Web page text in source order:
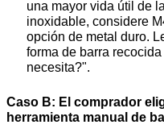
una mayor vida útil de
inoxidable, considere
opción de metal duro.
forma de barra
necesita?".
Caso B: El comprador
herramienta manual de